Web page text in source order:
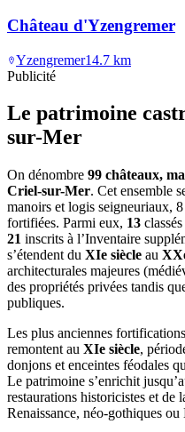
Château d'Yzengremer
Yzengremer14.7 km
Publicité
Le patrimoine
sur-Mer
On dénombre 99 châteaux,
Criel-sur-Mer. Cet ensemble
manoirs et logis seigneuriaux,
fortifiées. Parmi eux, 13
21 inscrits à l’Inventaire
s’étendent du XIe siècle au
architecturales majeures
des propriétés privées tandis
publiques.
Les plus anciennes
remontent au XIe siècle,
donjons et enceintes féodales
Le patrimoine s’enrichit
restaurations historicistes et de
Renaissance, néo-gothiques